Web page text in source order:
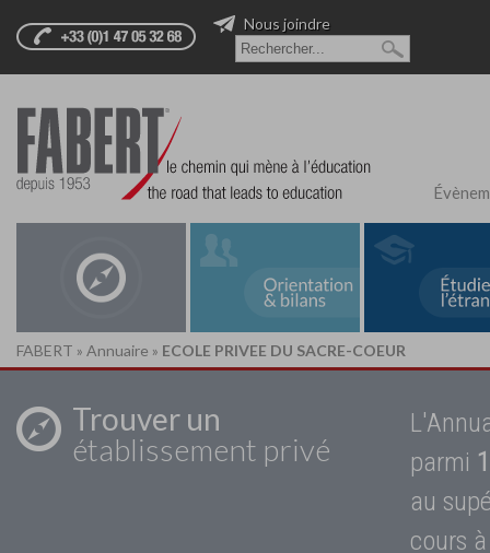
Nous joindre
FABERT » Annuaire » ECOLE PRIVEE DU SACRE-COEUR
Trouver un
établissement privé
parmi
au
cours